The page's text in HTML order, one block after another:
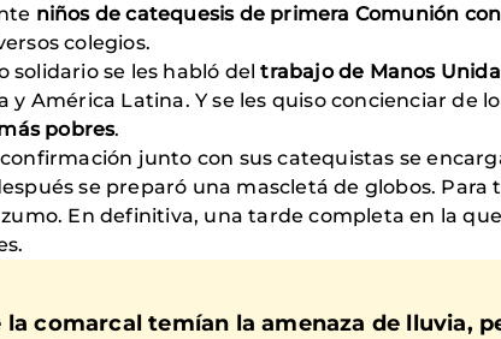
niños de catequesis de primera Comunión
colegios.
solidario se les habló deltrabajo de Manos
y América Latina. Y se les quiso concienciar de
pobres.
junto con sus catequistas se
se preparó una mascletá de globos.
En definitiva, una tarde completa en la
la comarcal temían la amenaza de lluvia,